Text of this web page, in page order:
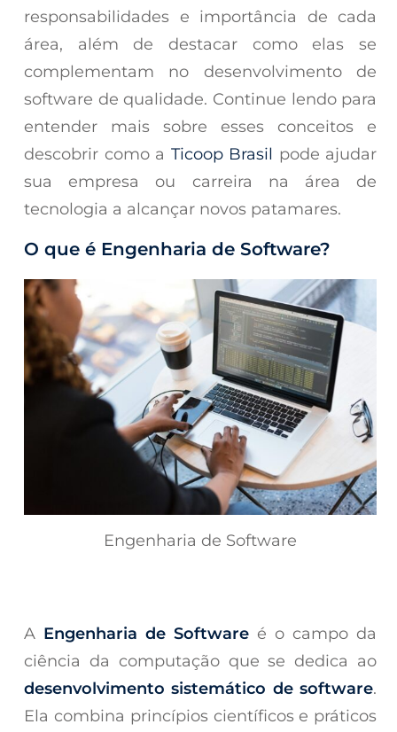
responsabilidades e importância de cada
área, além de destacar como elas se
complementam no desenvolvimento de
software de qualidade. Continue lendo para
entender mais sobre esses conceitos e
descobrir como a Ticoop Brasil pode ajudar
sua empresa ou carreira na área de
tecnologia a alcançar novos patamares.
O que é Engenharia de Software?
Engenharia de Software
A Engenharia de Software é o campo da
ciência da computação que se dedica ao
desenvolvimento sistemático de software.
Ela combina princípios científicos e práticos